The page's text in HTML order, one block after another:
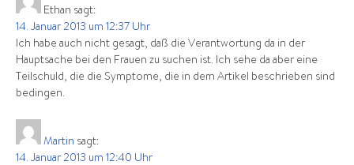
Ethan sagt:
14. Januar 2013 um 12:37 Uhr
Ich habe auch nicht gesagt, daß die Verantwortung da in der
Hauptsache bei den Frauen zu suchen ist. Ich sehe da aber eine
Teilschuld, die die Symptome, die in dem Artikel beschrieben sind
bedingen.
Martin sagt:
14. Januar 2013 um 12:40 Uhr